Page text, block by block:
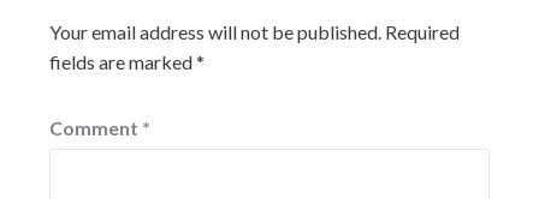
Your email address will not be published. Required
fields are marked*
Comment *